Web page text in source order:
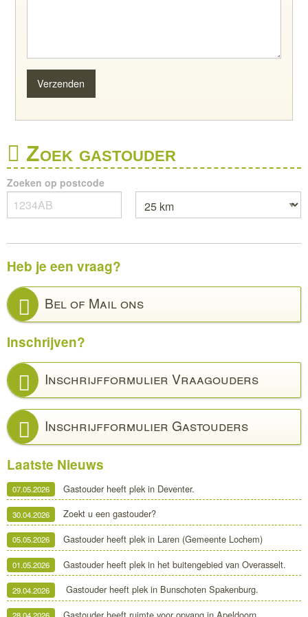
Zoek gastouder
Zoeken op postcode
Heb je een vraag?
Bel of Mail ons
Inschrijven?
Inschrijfformulier Vraagouders
Inschrijfformulier Gastouders
Laatste Nieuws
07.05.2026 Gastouder heeft plek in Deventer.
30.04.2026 Zoekt u een gastouder?
05.05.2026 Gastouder heeft plek in Laren (Gemeente Lochem)
01.05.2026 Gastouder heeft plek in het buitengebied van Overasselt.
29.04.2026 Gastouder heeft plek in Bunschoten Spakenburg.